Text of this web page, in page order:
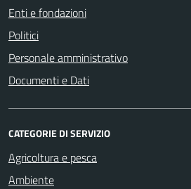
Enti e fondazioni
Politici
Personale amministrativo
Documenti e Dati
CATEGORIE DI SERVIZIO
Agricoltura e pesca
Ambiente